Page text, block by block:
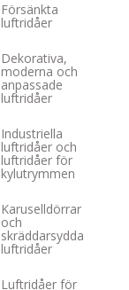
Försänkta
luftridåer
Dekorativa,
moderna och
anpassade
luftridåer
Industriella
luftridåer och
luftridåer för
kylutrymmen
Karuselldörrar
och
skräddarsydda
luftridåer
Luftridåer för